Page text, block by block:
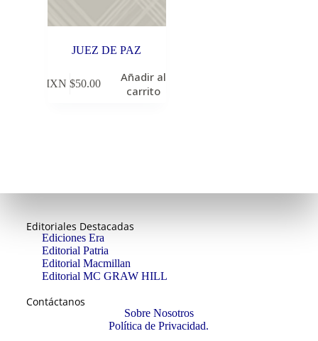
JUEZ DE PAZ
MXN $50.00
Añadir al
carrito
Editoriales Destacadas
Ediciones Era
Editorial Patria
Editorial Macmillan
Editorial MC GRAW HILL
Contáctanos
Sobre Nosotros
Política de Privacidad.